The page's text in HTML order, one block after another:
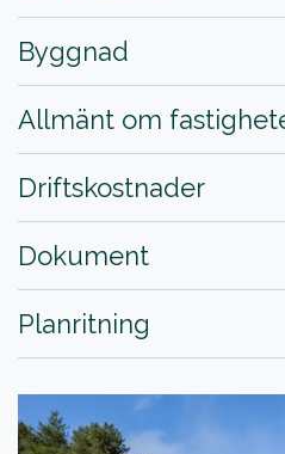
Byggnad
Allmänt om
Driftskostnader
Dokument
Planritning